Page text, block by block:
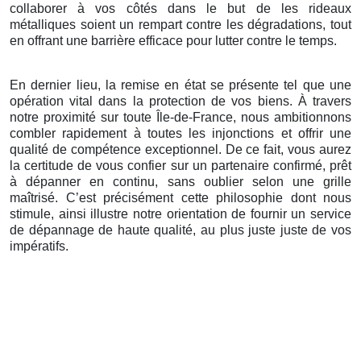
collaborer à vos côtés dans le but de les rideaux
métalliques soient un rempart contre les dégradations, tout
en offrant une barrière efficace pour lutter contre le temps.
En dernier lieu, la remise en état se présente tel que une
opération vital dans la protection de vos biens. À travers
notre proximité sur toute Île-de-France, nous ambitionnons
combler rapidement à toutes les injonctions et offrir une
qualité de compétence exceptionnel. De ce fait, vous aurez
la certitude de vous confier sur un partenaire confirmé, prêt
à dépanner en continu, sans oublier selon une grille
maîtrisé. C’est précisément cette philosophie dont nous
stimule, ainsi illustre notre orientation de fournir un service
de dépannage de haute qualité, au plus juste juste de vos
impératifs.